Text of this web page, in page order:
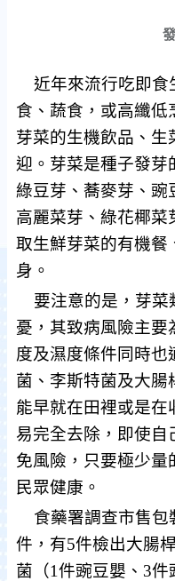
近年來流行吃即食
食、蔬食，或高纖低
芽菜的生機飲品、生
迎。芽菜是種子發芽
綠豆芽、蕎麥芽、豌
高麗菜芽、綠花椰菜
取生鮮芽菜的有機餐
身。
要注意的是， 芽菜
憂，其致病風險主要
度及濕度條件同時也
菌、李斯特菌及大腸
能早就在田裡或是在
易完全去除，即使自
免風險，只要極少量
民眾健康。
食藥署調查市售包
件，有5件檢出大腸
菌（1件豌豆嬰、 3件